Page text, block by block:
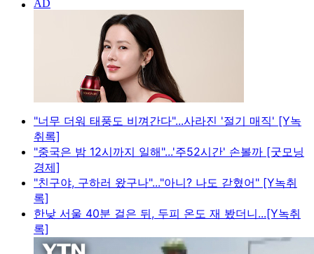
"너무 더워 태풍도 비껴간다"...사라진 '절기 매직' [Y녹
취록]
"중국은 밤 12시까지 일해"...'주52시간' 손볼까 [굿모닝
경제]
"친구야, 구하러 왔구나"..."아니? 나도 갇혔어" [Y녹취
록]
한낮 서울 40분 걸은 뒤, 두피 온도 재 봤더니...[Y녹취
록]